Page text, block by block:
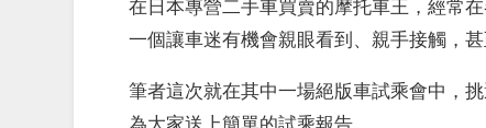
在日本專營二手車買賣的摩托車王，經常
一個讓車迷有機會親眼看到、親手接觸，
筆者這次就在其中一場絕版車試乘會中，
為大家送上簡單的試乘報告。